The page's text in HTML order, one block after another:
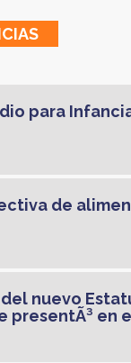
para
de
nuevo
presentÃ³ en